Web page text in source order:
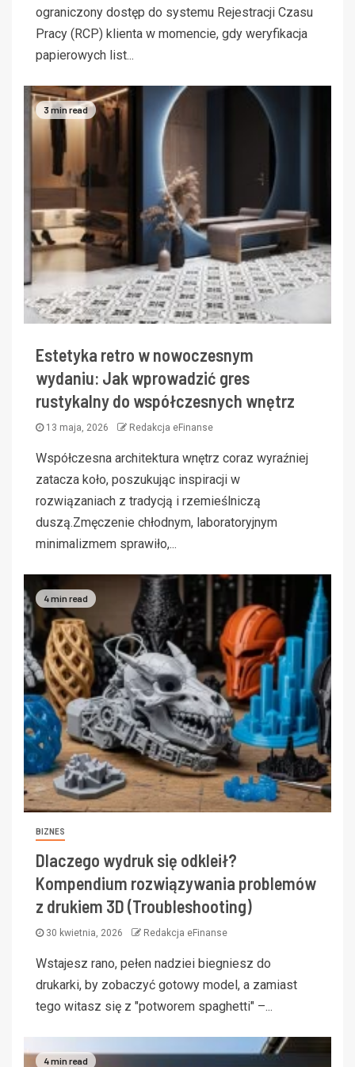
ograniczony dostęp do systemu Rejestracji Czasu
Pracy (RCP) klienta w momencie, gdy weryfikacja
papierowych list...
3 min read
Estetyka retro w nowoczesnym
wydaniu: Jak wprowadzić gres
rustykalny do współczesnych wnętrz
13 maja, 2026 Redakcja eFinanse
Współczesna architektura wnętrz coraz wyraźniej
zatacza koło, poszukując inspiracji w
rozwiązaniach z tradycją i rzemieślniczą
duszą.Zmęczenie chłodnym, laboratoryjnym
minimalizmem sprawiło,...
4 min read
BIZNES
Dlaczego wydruk się odkleił?
Kompendium rozwiązywania problemów
z drukiem 3D (Troubleshooting)
30 kwietnia, 2026 Redakcja eFinanse
Wstajesz rano, pełen nadziei biegniesz do
drukarki, by zobaczyć gotowy model, a zamiast
tego witasz się z "potworem spaghetti" –...
4 min read